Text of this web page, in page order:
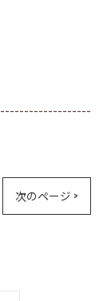
次のページ >